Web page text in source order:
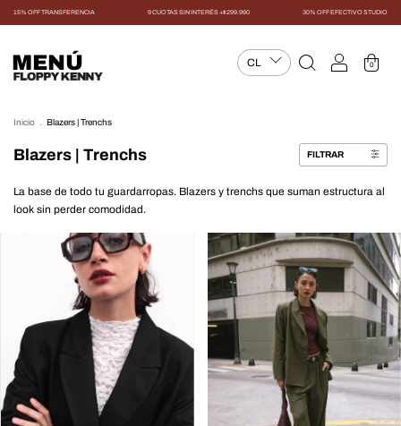
15% OFF TRANSFERENCIA 9 CUOTAS SIN INTERÉS +$299.990 30% OFF EFECTIVO STUDIO
MENÚ 0
Inicio Blazers | Trenchs
Blazers | Trenchs FILTRAR
La base de todo tu guardarropas. Blazers y trenchs que suman estructura al
look sin perder comodidad.